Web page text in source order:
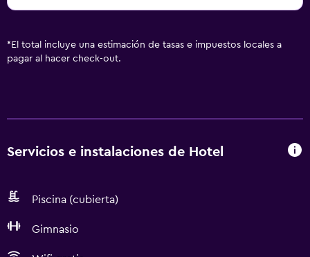
* El total incluye una estimación de tasas e impuestos locales a
pagar al hacer check-out.
Servicios e instalaciones de Hotel
Piscina (cubierta)
Gimnasio